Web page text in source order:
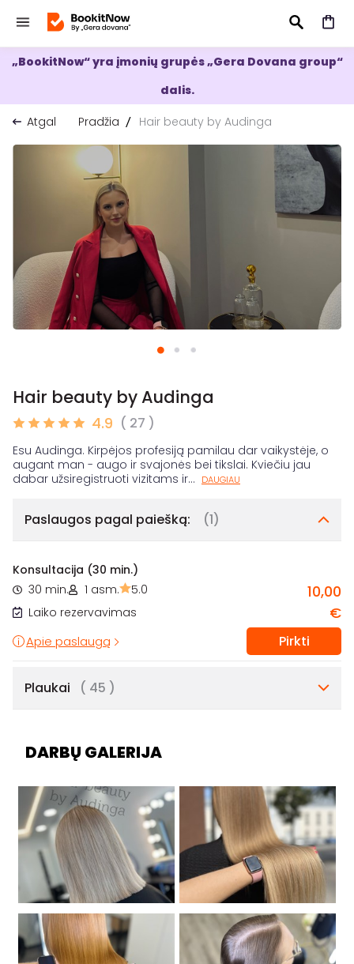
IEŠKOTI
„BookitNow“ yra įmonių grupės „Gera Dovana group“
dalis.
Atgal
Pradžia Hair beauty by Audinga
Hair beauty by Audinga
4.9 ( 27 )
Esu Audinga. Kirpėjos profesiją pamilau dar vaikystėje, o
augant man - augo ir svajonės bei tikslai. Kviečiu jau
dabar užsiregistruoti vizitams ir... DAUGIAU
Paslaugos pagal paiešką: (1)
Konsultacija (30 min.)
30 min.
1 asm.
5.0
Laiko rezervavimas
10,00
€
Apie paslaugą Pirkti
Plaukai ( 45 )
DARBŲ GALERIJA